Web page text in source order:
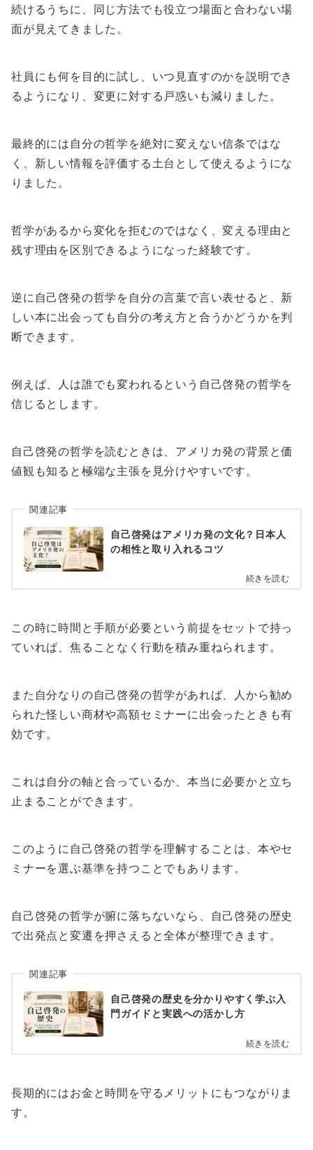
続けるうちに、同じ方法でも役立つ場面と合わない場
面が見えてきました。
社員にも何を目的に試し、いつ見直すのかを説明でき
るようになり、変更に対する戸惑いも減りました。
最終的には自分の哲学を絶対に変えない信条ではな
く、新しい情報を評価する土台として使えるようにな
りました。
哲学があるから変化を拒むのではなく、変える理由と
残す理由を区別できるようになった経験です。
逆に自己啓発の哲学を自分の言葉で言い表せると、新
しい本に出会っても自分の考え方と合うかどうかを判
断できます。
例えば、人は誰でも変われるという自己啓発の哲学を
信じるとします。
自己啓発の哲学を読むときは、アメリカ発の背景と価
値観も知ると極端な主張を見分けやすいです。
関連記事
自己啓発はアメリカ発の文化？日本人
の相性と取り入れるコツ
続きを読む
この時に時間と手順が必要という前提をセットで持っ
ていれば、焦ることなく行動を積み重ねられます。
また自分なりの自己啓発の哲学があれば、人から勧め
られた怪しい商材や高額セミナーに出会ったときも有
効です。
これは自分の軸と合っているか、本当に必要かと立ち
止まることができます。
このように自己啓発の哲学を理解することは、本やセ
ミナーを選ぶ基準を持つことでもあります。
自己啓発の哲学が腑に落ちないなら、自己啓発の歴史
で出発点と変遷を押さえると全体が整理できます。
関連記事
自己啓発の歴史を分かりやすく学ぶ入
門ガイドと実践への活かし方
続きを読む
長期的にはお金と時間を守るメリットにもつながりま
す。